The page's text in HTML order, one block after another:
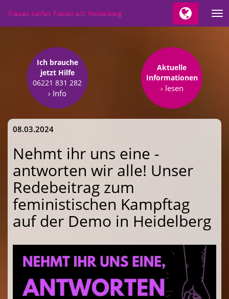
Frauen helfen Frauen e.V. Heidelberg
Ich brauche
jetzt Hilfe
06221 831 282
› Info
Aktuelle
Informationen
› lesen
08.03.2024
Nehmt ihr uns eine -
antworten wir alle! Unser
Redebeitrag zum
feministischen Kampftag
auf der Demo in Heidelberg